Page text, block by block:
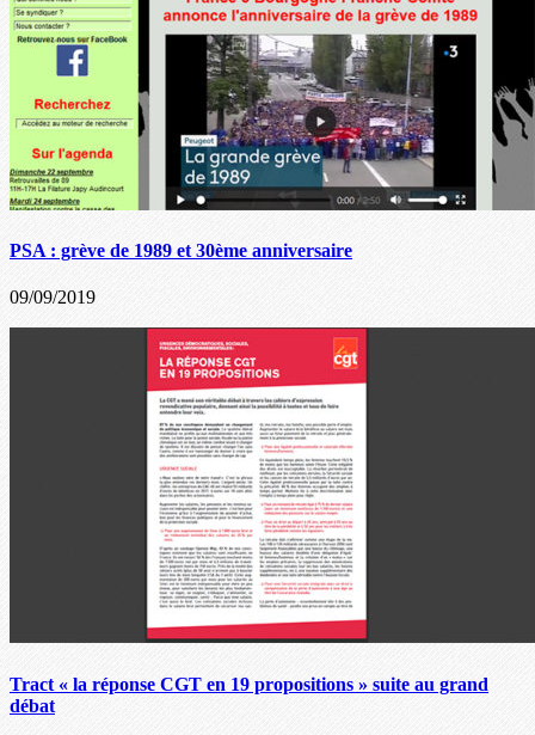
PSA : grève de 1989 et 30ème anniversaire
09/09/2019
Tract « la réponse CGT en 19 propositions » suite au grand
débat